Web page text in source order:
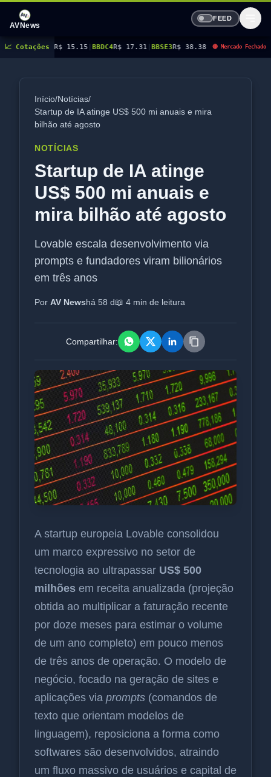
AVNews
FEED
📈 Cotações
15.15|BBDC4R$ 17.31 |BBSE3R$ 38.38 |BEES3R$ 8.78| BEES4R$ 9.16|
🔴 Mercado Fechado
Início/Notícias/
Startup de IA atinge US$ 500 mi anuais e mira
bilhão até agosto
NOTÍCIAS
Startup de IA atinge
US$ 500 mi anuais e
mira bilhão até agosto
Lovable escala desenvolvimento via
prompts e fundadores viram bilionários
em três anos
Por AV Newshá 58 d📖 4 min de leitura
Compartilhar:
A startup europeia Lovable consolidou
um marco expressivo no setor de
tecnologia ao ultrapassar US$ 500
milhões em receita anualizada (projeção
obtida ao multiplicar a faturação recente
por doze meses para estimar o volume
de um ano completo) em pouco menos
de três anos de operação. O modelo de
negócio, focado na geração de sites e
aplicações via prompts (comandos de
texto que orientam modelos de
linguagem), reposiciona a forma como
softwares são desenvolvidos, atraindo
um fluxo massivo de usuários e capital de